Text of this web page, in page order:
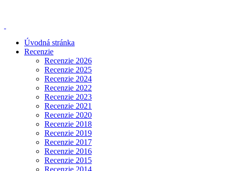
Úvodná stránka
Recenzie
Recenzie 2026
Recenzie 2025
Recenzie 2024
Recenzie 2022
Recenzie 2023
Recenzie 2021
Recenzie 2020
Recenzie 2018
Recenzie 2019
Recenzie 2017
Recenzie 2016
Recenzie 2015
Recenzie 2014